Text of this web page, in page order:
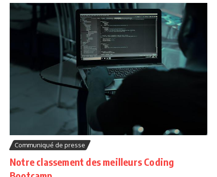
Communiqué de presse
Notre classement des meilleurs Coding